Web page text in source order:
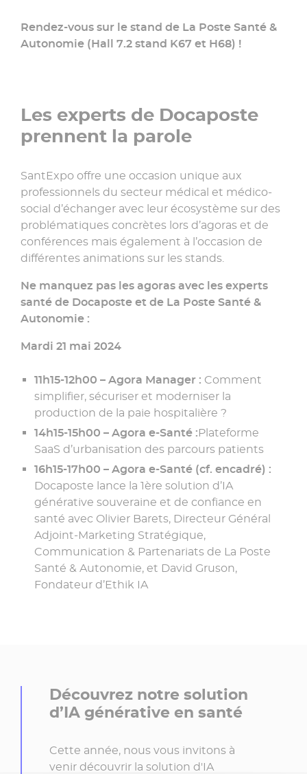
Rendez-vous sur le stand de La Poste Santé &
Autonomie (Hall 7.2 stand K67 et H68) !
Les experts de Docaposte
prennent la parole
SantExpo offre une occasion unique aux
professionnels du secteur médical et médico-
social d’échanger avec leur écosystème sur des
problématiques concrètes lors d’agoras et de
conférences mais également à l’occasion de
différentes animations sur les stands.
Ne manquez pas les agoras avec les experts
santé de Docaposte et de La Poste Santé &
Autonomie :
Mardi 21 mai 2024
11h15-12h00 – Agora Manager : Comment
simplifier, sécuriser et moderniser la
production de la paie hospitalière ?
14h15-15h00 – Agora e-Santé :Plateforme
SaaS d’urbanisation des parcours patients
16h15-17h00 – Agora e-Santé (cf. encadré) :
Docaposte lance la 1ère solution d’IA
générative souveraine et de confiance en
santé avec Olivier Barets, Directeur Général
Adjoint-Marketing Stratégique,
Communication & Partenariats de La Poste
Santé & Autonomie, et David Gruson,
Fondateur d’Ethik IA
Découvrez notre solution
d’IA générative en santé
Cette année, nous vous invitons à
venir découvrir la solution d'IA